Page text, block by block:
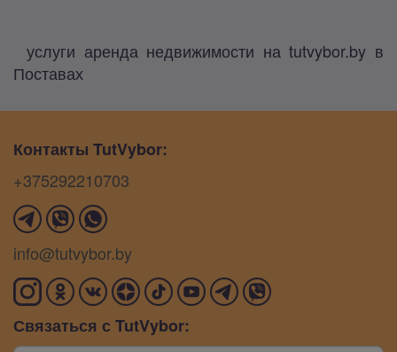
услуги аренда недвижимости на tutvybor.by в
Поставах
Контакты TutVybor:
+375292210703
info@tutvybor.by
Связаться с TutVybor: